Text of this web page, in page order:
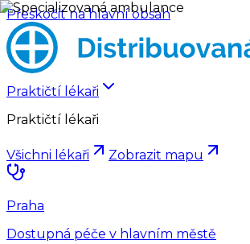
Přeskočit na hlavní obsah
Praktičtí lékaři
Praktičtí lékaři
Všichni lékaři Zobrazit mapu
Praha
Dostupná péče v hlavním městě